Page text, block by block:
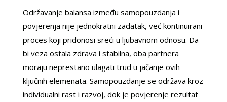
Održavanje balansa između samopouzdanja i
povjerenja nije jednokratni zadatak, već kontinuirani
proces koji pridonosi sreći u ljubavnom odnosu. Da
bi veza ostala zdrava i stabilna, oba partnera
moraju neprestano ulagati trud u jačanje ovih
ključnih elemenata. Samopouzdanje se održava kroz
individualni rast i razvoj, dok je povjerenje rezultat